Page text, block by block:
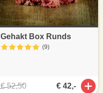
Gehakt Box Runds
(9)
€ 52,50 € 42,-